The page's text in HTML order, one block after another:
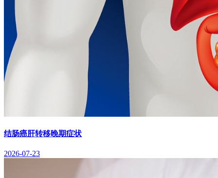
结肠癌肝转移晚期症状
2026-07-23